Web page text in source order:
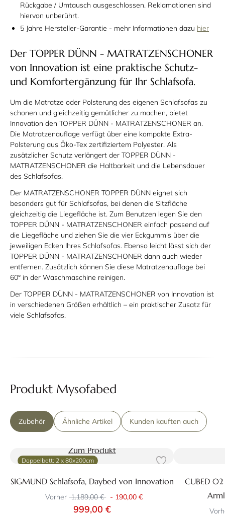
Rückgabe / Umtausch ausgeschlossen. Reklamationen sind
hiervon unberührt.
5 Jahre Hersteller-Garantie - mehr Informationen dazu hier
Der TOPPER DÜNN - MATRATZENSCHONER
von Innovation ist eine praktische Schutz-
und Komfortergänzung für Ihr Schlafsofa.
Um die Matratze oder Polsterung des eigenen Schlafsofas zu
schonen und gleichzeitig gemütlicher zu machen, bietet
Innovation den TOPPER DÜNN - MATRATZENSCHONER an.
Die Matratzenauflage verfügt über eine kompakte Extra-
Polsterung aus Öko-Tex zertifiziertem Polyester. Als
zusätzlicher Schutz verlängert der TOPPER DÜNN -
MATRATZENSCHONER die Haltbarkeit und die Lebensdauer
des Schlafsofas.
Der MATRATZENSCHONER TOPPER DÜNN eignet sich
besonders gut für Schlafsofas, bei denen die Sitzfläche
gleichzeitig die Liegefläche ist. Zum Benutzen legen Sie den
TOPPER DÜNN - MATRATZENSCHONER einfach passend auf
die Liegefläche und ziehen Sie die vier Eckgummis über die
jeweiligen Ecken Ihres Schlafsofas. Ebenso leicht lässt sich der
TOPPER DÜNN - MATRATZENSCHONER dann auch wieder
entfernen. Zusätzlich können Sie diese Matratzenauflage bei
60° in der Waschmaschine reinigen.
Der TOPPER DÜNN - MATRATZENSCHONER von Innovation ist
in verschiedenen Größen erhältlich – ein praktischer Zusatz für
viele Schlafsofas.
Produkt Mysofabed
Zubehör Ähnliche Artikel Kunden kauften auch
Doppelbett: 2 x 80x200cm
Zum Produkt
SIGMUND Schlafsofa, Daybed von Innovation
Vorher 1.189,00 € - 190,00 €
999,00 €
CUBED